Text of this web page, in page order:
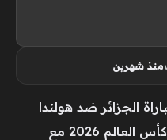
منذ شهرين
الجزائر ضد هولندا
الودية اليوم ضمن تحضيرات كأس العالم 2026 مع